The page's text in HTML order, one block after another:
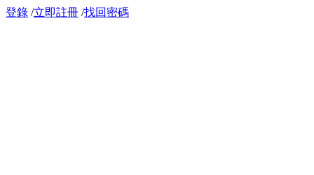
登錄 /立即註冊 /找回密碼